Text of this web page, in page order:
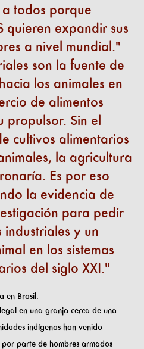
todos porque
quieren expandir sus
a nivel mundial.
son la fuente de
los animales en
de alimentos
propulsor. Sin el
cultivos alimentarios
la agricultura
Es por eso
la evidencia de
para pedir
industriales y un
en los sistemas
del siglo XXI.
en una granja cerca de una
indígenas han venido
parte de hombres armados